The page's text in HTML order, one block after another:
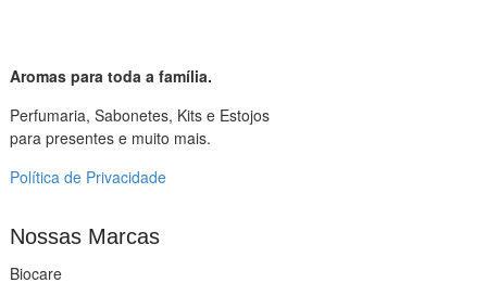
Aromas para toda a família.
Perfumaria, Sabonetes, Kits e Estojos
para presentes e muito mais.
Política de Privacidade
Nossas Marcas
Biocare